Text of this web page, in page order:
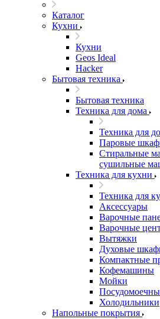
Каталог
Кухни
Кухни
Geos Ideal
Hacker
Бытовая техника
Бытовая техника
Техника для дома
Техника для
Паровые
Стиральные
сушильные
Техника для кухни
Техника для
Аксессуары
Варочные
Варочные
Вытяжки
Духовые
Компактные
Кофемашины
Мойки
Холодильники
Напольные покрытия